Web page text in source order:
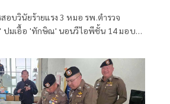
อบวินัยร้ายแรง 3 หมอ รพ.ตำรวจ
ปมเอื้อ 'ทักษิณ' นอนวีไอพีชั้น 14 มอบ